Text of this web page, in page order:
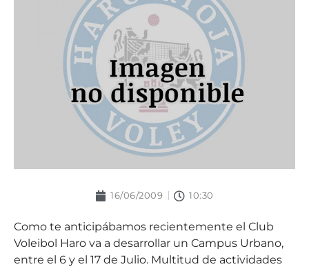
16/06/2009 10:30
Como te anticipábamos recientemente el Club
Voleibol Haro va a desarrollar un Campus Urbano,
entre el 6 y el 17 de Julio. Multitud de actividades